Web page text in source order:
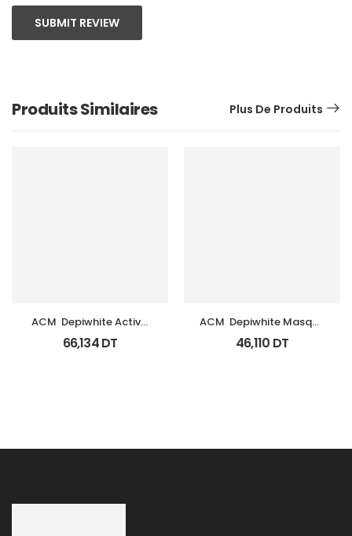
SUBMIT REVIEW
Produits Similaires Plus De Produits
ACM  Depiwhite Active
Gel Unifiant Anti Taches
40Ml
66,134DT
ACM  Depiwhite Masque
Tb 40Ml
46,110 DT